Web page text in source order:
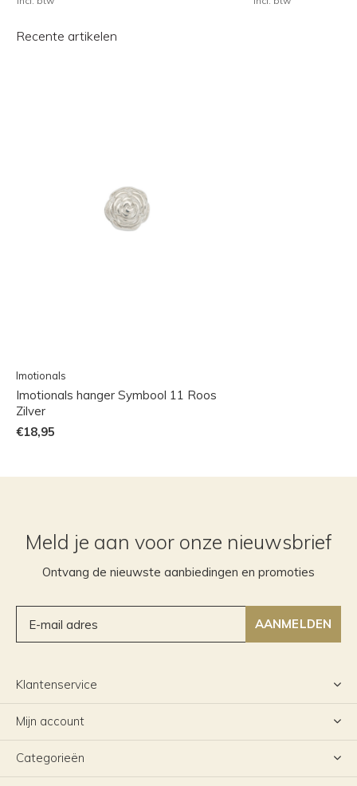
Recente artikelen
Imotionals
Imotionals hanger Symbool 11 Roos
Zilver
€18,95
Meld je aan voor onze nieuwsbrief
Ontvang de nieuwste aanbiedingen en promoties
AANMELDEN
Klantenservice
Mijn account
Categorieën